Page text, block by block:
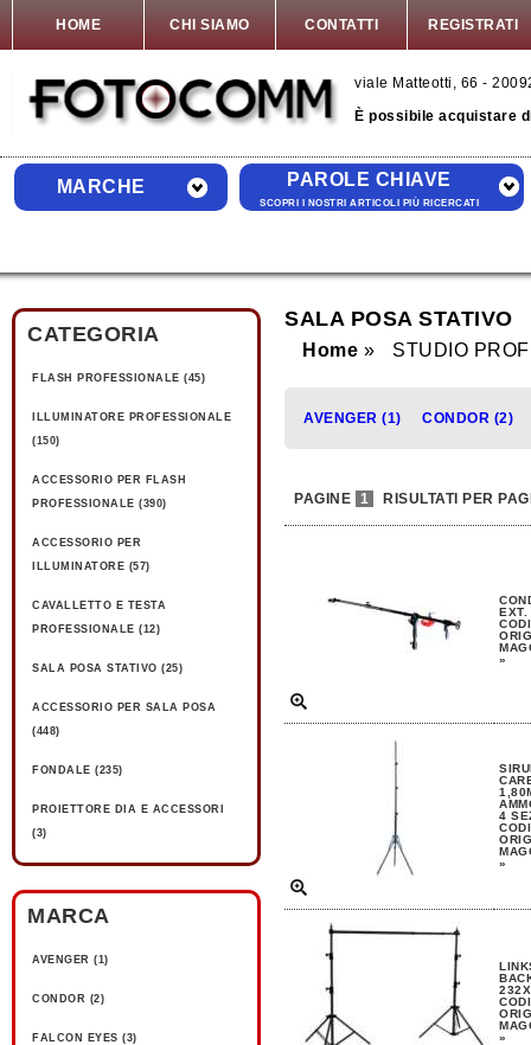
HOME CHI SIAMO CONTATTI REGISTRATI
viale Matteotti, 66 -
È possibile acquistare
MARCHE PAROLE CHIAVE
SCOPRI I NOSTRI ARTICOLI PIÙ RICERCATI
CATEGORIA
FLASH PROFESSIONALE (45)
ILLUMINATORE PROFESSIONALE
(150)
ACCESSORIO PER FLASH
PROFESSIONALE (390)
ACCESSORIO PER
ILLUMINATORE (57)
CAVALLETTO E TESTA
PROFESSIONALE (12)
SALA POSA STATIVO (25)
ACCESSORIO PER SALA POSA
(448)
FONDALE (235)
PROIETTORE DIA E ACCESSORI
(3)
MARCA
AVENGER (1)
CONDOR (2)
FALCON EYES (3)
SALA POSA STATIVO
Home STUDIO
AVENGER (1) CONDOR (2)
PAGINE 1 RISULTATI PER
EXT.
»
4
»
»